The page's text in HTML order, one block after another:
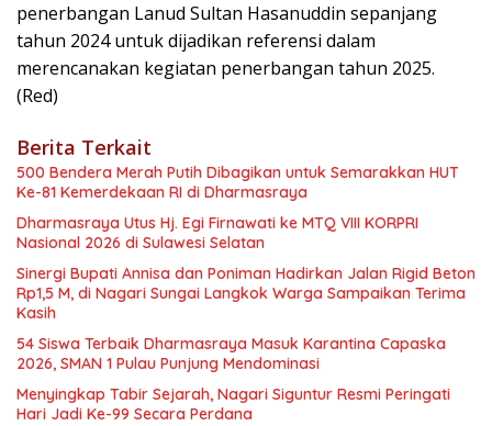
penerbangan Lanud Sultan Hasanuddin sepanjang
tahun 2024 untuk dijadikan referensi dalam
merencanakan kegiatan penerbangan tahun 2025.
(Red)
Berita Terkait
500 Bendera Merah Putih Dibagikan untuk Semarakkan HUT
Ke-81 Kemerdekaan RI di Dharmasraya
Dharmasraya Utus Hj. Egi Firnawati ke MTQ VIII KORPRI
Nasional 2026 di Sulawesi Selatan
Sinergi Bupati Annisa dan Poniman Hadirkan Jalan Rigid Beton
Rp1,5 M, di Nagari Sungai Langkok Warga Sampaikan Terima
Kasih
54 Siswa Terbaik Dharmasraya Masuk Karantina Capaska
2026, SMAN 1 Pulau Punjung Mendominasi
Menyingkap Tabir Sejarah, Nagari Siguntur Resmi Peringati
Hari Jadi Ke-99 Secara Perdana